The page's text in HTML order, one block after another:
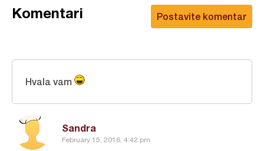
Postavite komentar
Komentari
Sandra
February 15, 2016, 4:42 pm
Hvala vam